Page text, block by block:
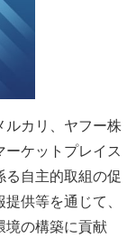
ルカリ、ヤフー株
ーケットプレイス
る⾃主的取組の促
供等を通じて、
境の構築に貢献